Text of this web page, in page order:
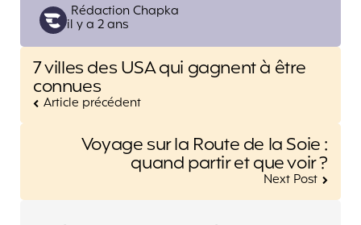
Posted
by
Rédaction Chapka
il y a 2 ans
Post
navigation
7 villes des USA qui gagnent à être
connues
Article précédent
Voyage sur la Route de la Soie :
quand partir et que voir ?
Next Post